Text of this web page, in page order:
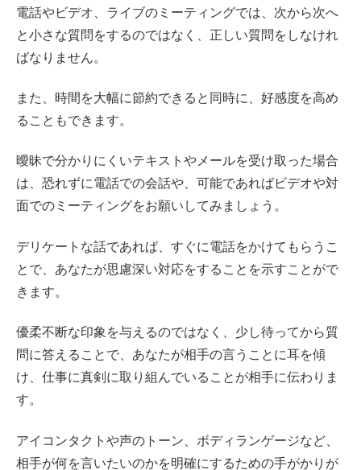
電話やビデオ、ライブのミーティングでは、次から次へ
と小さな質問をするのではなく、正しい質問をしなけれ
ばなりません。
また、時間を大幅に節約できると同時に、好感度を高め
ることもできます。
曖昧で分かりにくいテキストやメールを受け取った場合
は、恐れずに電話での会話や、可能であればビデオや対
面でのミーティングをお願いしてみましょう。
デリケートな話であれば、すぐに電話をかけてもらうこ
とで、あなたが思慮深い対応をすることを示すことがで
きます。
優柔不断な印象を与えるのではなく、少し待ってから質
問に答えることで、あなたが相手の言うことに耳を傾
け、仕事に真剣に取り組んでいることが相手に伝わりま
す。
アイコンタクトや声のトーン、ボディランゲージなど、
相手が何を言いたいのかを明確にするための手がかりが